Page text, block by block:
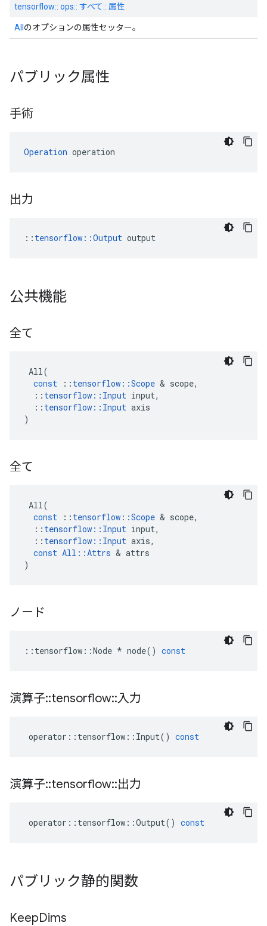
tensorflow:: ops:: すべて:: 属性
All のオプションの属性セッター。
パブリック属性
手術
Operation operation
出力
:: tensorflow::Output output
公共機能
全て
All(
const
:: tensorflow ::Scope & scope,
:: tensorflow :: Input input,
:: tensorflow :: Input axis
)
全て
All(
const
:: tensorflow ::Scope & scope,
:: tensorflow :: Input input,
:: tensorflow :: Input axis,
const All ::Attrs & attrs
)
ノード
:: tensorflow ::Node * node() const
演算子::tensorflow::入力
operator :: tensorflow :: Input() const
演算子::tensorflow::出力
operator :: tensorflow ::Output() const
パブリック静的関数
KeepDims